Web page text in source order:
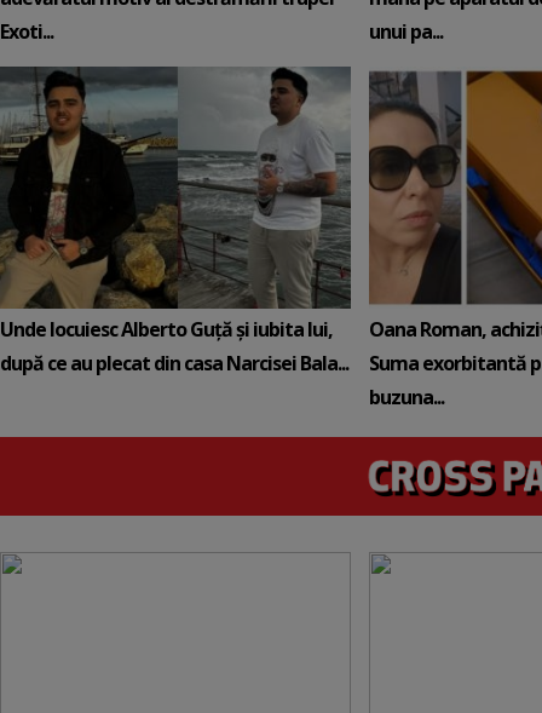
Exoti...
unui pa...
Unde locuiesc Alberto Guță și iubita lui,
după ce au plecat din casa Narcisei Bala...
Oana Roman,
Suma exorbitantă
buzuna...